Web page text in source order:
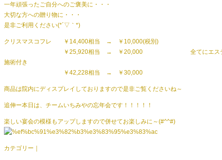
一年頑張ったご自分へのご褒美に・・・
大切な方への贈り物に・・・
是非ご利用ください(*´▽｀*)
クリスマスコフレ ￥14,400相当 → ￥10,000(税別)
￥25,920相当 → ￥20,000 全てにエス
施術付き
￥42,228相当 → ￥30,000
商品は院内にディスプレイしておりますので是非ご覧くださいね～
追伸ー本日は、チームいちみやの忘年会です！！！！！
楽しい宴会の模様もアップしますので併せてお楽しみに～(#^^#)
カテゴリー｜